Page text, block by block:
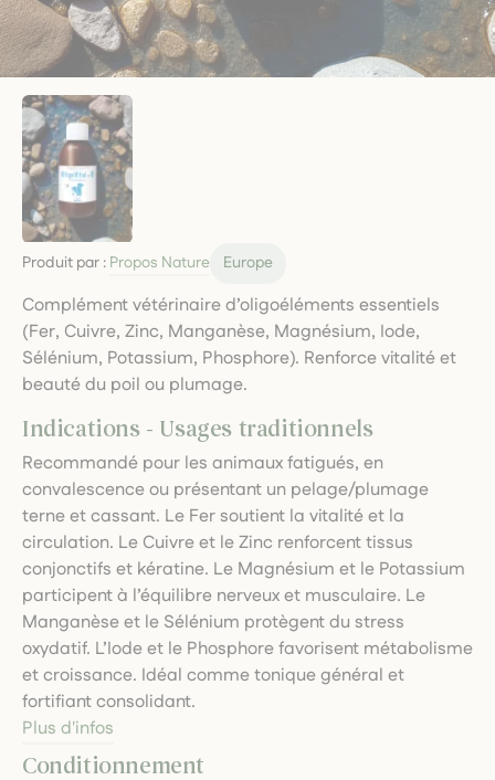
Produit par : Propos Nature Europe
Complément vétérinaire d’oligoéléments essentiels
(Fer, Cuivre, Zinc, Manganèse, Magnésium, Iode,
Sélénium, Potassium, Phosphore). Renforce vitalité et
beauté du poil ou plumage.
Indications - Usages traditionnels
Recommandé pour les animaux fatigués, en
convalescence ou présentant un pelage/plumage
terne et cassant. Le Fer soutient la vitalité et la
circulation. Le Cuivre et le Zinc renforcent tissus
conjonctifs et kératine. Le Magnésium et le Potassium
participent à l’équilibre nerveux et musculaire. Le
Manganèse et le Sélénium protègent du stress
oxydatif. L’Iode et le Phosphore favorisent métabolisme
et croissance. Idéal comme tonique général et
fortifiant consolidant.
Plus d'infos
Conditionnement